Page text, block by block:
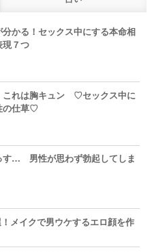
かる！セックス中にする本命相
現７つ
これは胸キュン ♡セックス中に
の仕草♡
す… 男性が思わず勃起してしま
メイクで男ウケするエロ顔を作